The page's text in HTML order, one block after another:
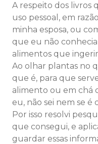
A respeito dos livros
uso pessoal, em
minha esposa, ou
que eu não
alimentos que
Ao olhar plantas no
que é, para que
alimento ou em chá
eu, não sei nem se é
Por isso resolvi
que consegui, e
guardar essas